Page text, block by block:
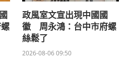
政風室文宣出現中國國
徽 周永鴻：台中市府螺
絲鬆了
2026-08-06 09:50